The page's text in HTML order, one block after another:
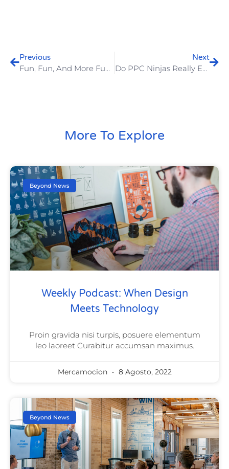
Previous
Fun, Fun, And More Fun! Come Work @ Beyond
Next
Do PPC Ninjas Really Exist Or Not?
More To Explore
Beyond News
Weekly Podcast: When Design
Meets Technology
Proin gravida nisi turpis, posuere elementum
leo laoreet Curabitur accumsan maximus.
Mercamocion 8 Agosto, 2022
Beyond News